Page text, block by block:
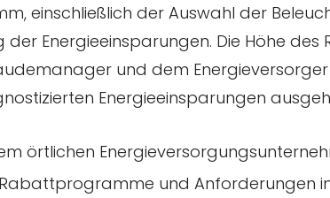
einschließlich der Auswahl der
Energieeinsparungen. Die Höhe des
und dem
Energieeinsparungen
örtlichen
und Anforderungen